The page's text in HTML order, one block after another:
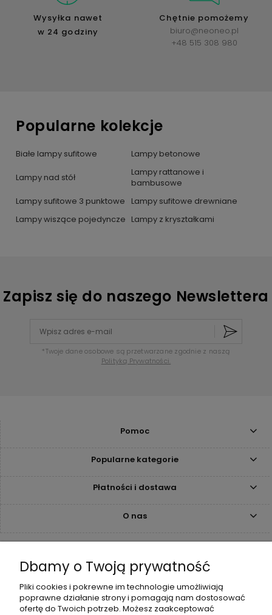
Wysyłka nawet
w 24 godziny
Chętnie pomożemy
biuro@neoneo.pl
+48 515 308 980
Popularne kolekcje
Białe lampy sufitowe Lampy betonowe
Lampy nad stół
Lampy rattanowe i
bambusowe
Lampy sufitowe 3 punktowe
Lampy sufitowe drewniane
Lampy wiszące pojedyncze Lampy z kryształkami
Zapisz się do naszego Newslettera
*Twoje dane osobowe są przetwarzane zgodnie z naszą
Polityką Prywatności.
+48 515 308 980
biuro@neoneo.pl
Pomoc
Popularne kategorie
Płatności i dostawa
O nas
Dbamy o Twoją prywatność
Pliki cookies i pokrewne im technologie umożliwiają
poprawne działanie strony i pomagają nam dostosować
ofertę do Twoich potrzeb. Możesz zaakceptować